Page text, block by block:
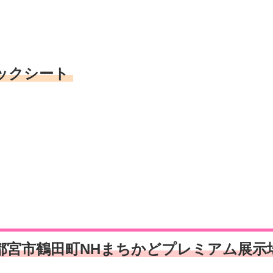
クシート
市鶴田町NHまちかどプレミアム展